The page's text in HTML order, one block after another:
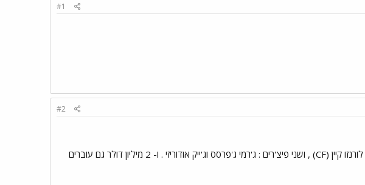
#1
#2
שחקנים , 4 מגיעים לקנזס ו- 2 למילווקי ה- 4 שמגיע לקנזס : אלסיידס אסקובר (SS), לורנזו קיין (CF) , ושני פיצ'רים : ג'רמי ג'פרסס וג'ייק אודוריזי . ו- 2 מיליון דולר גם עוברים